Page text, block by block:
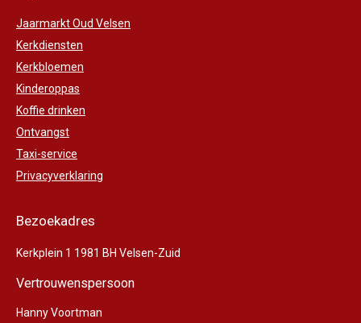
Jaarmarkt Oud Velsen
Kerkdiensten
Kerkbloemen
Kinderoppas
Koffie drinken
Ontvangst
Taxi-service
Privacyverklaring
Bezoekadres
Kerkplein 1 1981 BH Velsen-Zuid
Vertrouwenspersoon
Hanny Voortman